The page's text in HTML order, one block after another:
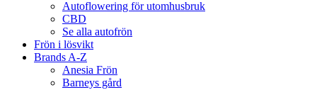
Autoflowering för utomhusbruk
CBD
Se alla autofrön
Frön i lösvikt
Brands A-Z
Anesia Frön
Barneys gård